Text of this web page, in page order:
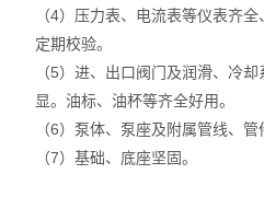
中心出水
（4）压力表、电流表等仪表齐
定期校验。
（5）进、出口阀门及润滑、冷
显。油标、油杯等齐全好用。
（6）泵体、泵座及附属管线、管
（7）基础、底座坚固。